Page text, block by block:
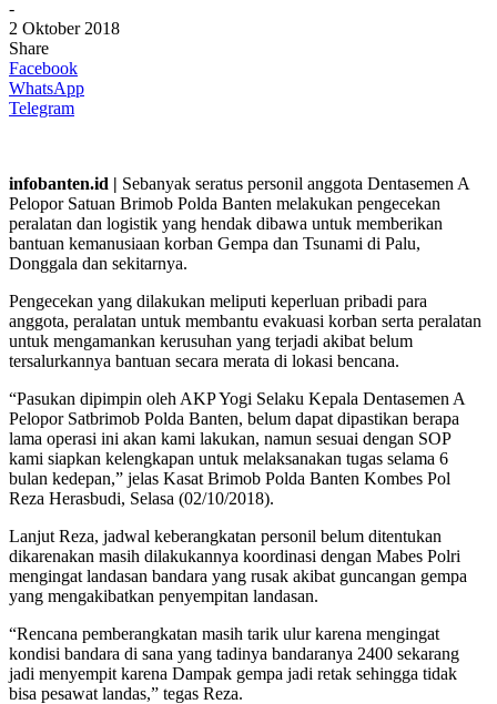
-
2 Oktober 2018
Share
Facebook
WhatsApp
Telegram
infobanten.id | Sebanyak seratus personil anggota Dentasemen A
Pelopor Satuan Brimob Polda Banten melakukan pengecekan
peralatan dan logistik yang hendak dibawa untuk memberikan
bantuan kemanusiaan korban Gempa dan Tsunami di Palu,
Donggala dan sekitarnya.
Pengecekan yang dilakukan meliputi keperluan pribadi para
anggota, peralatan untuk membantu evakuasi korban serta peralatan
untuk mengamankan kerusuhan yang terjadi akibat belum
tersalurkannya bantuan secara merata di lokasi bencana.
“Pasukan dipimpin oleh AKP Yogi Selaku Kepala Dentasemen A
Pelopor Satbrimob Polda Banten, belum dapat dipastikan berapa
lama operasi ini akan kami lakukan, namun sesuai dengan SOP
kami siapkan kelengkapan untuk melaksanakan tugas selama 6
bulan kedepan,” jelas Kasat Brimob Polda Banten Kombes Pol
Reza Herasbudi, Selasa (02/10/2018).
Lanjut Reza, jadwal keberangkatan personil belum ditentukan
dikarenakan masih dilakukannya koordinasi dengan Mabes Polri
mengingat landasan bandara yang rusak akibat guncangan gempa
yang mengakibatkan penyempitan landasan.
“Rencana pemberangkatan masih tarik ulur karena mengingat
kondisi bandara di sana yang tadinya bandaranya 2400 sekarang
jadi menyempit karena Dampak gempa jadi retak sehingga tidak
bisa pesawat landas,” tegas Reza.